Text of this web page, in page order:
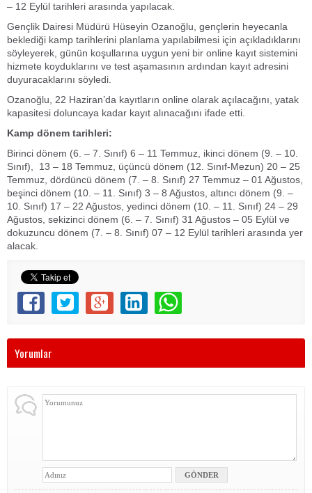
– 12 Eylül tarihleri arasında yapılacak.
Gençlik Dairesi Müdürü Hüseyin Ozanoğlu, gençlerin heyecanla
beklediği kamp tarihlerini planlama yapılabilmesi için açıkladıklarını
söyleyerek, günün koşullarına uygun yeni bir online kayıt sistemini
hizmete koyduklarını ve test aşamasının ardından kayıt adresini
duyuracaklarını söyledi.
Ozanoğlu, 22 Haziran’da kayıtların online olarak açılacağını, yatak
kapasitesi doluncaya kadar kayıt alınacağını ifade etti.
Kamp dönem tarihleri:
Birinci dönem (6. – 7. Sınıf) 6 – 11 Temmuz, ikinci dönem (9. – 10.
Sınıf), 13 – 18 Temmuz, üçüncü dönem (12. Sınıf-Mezun) 20 – 25
Temmuz, dördüncü dönem (7. – 8. Sınıf) 27 Temmuz – 01 Ağustos,
beşinci dönem (10. – 11. Sınıf) 3 – 8 Ağustos, altıncı dönem (9. –
10. Sınıf) 17 – 22 Ağustos, yedinci dönem (10. – 11. Sınıf) 24 – 29
Ağustos, sekizinci dönem (6. – 7. Sınıf) 31 Ağustos – 05 Eylül ve
dokuzuncu dönem (7. – 8. Sınıf) 07 – 12 Eylül tarihleri arasında yer
alacak.
Yorumlar